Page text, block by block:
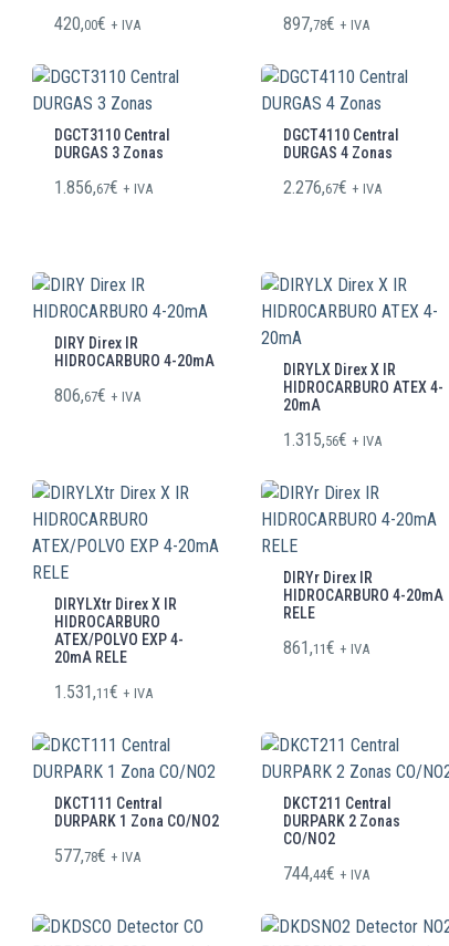
420,00€ + IVA 897,78€ + IVA
DGCT3110 Central
DURGAS 3 Zonas
1.856,67€ + IVA
DGCT4110 Central
DURGAS 4 Zonas
2.276,67€ + IVA
DIRY Direx IR
HIDROCARBURO 4-20mA
806,67€ + IVA
DIRYLX Direx X IR
HIDROCARBURO ATEX 4-
20mA
1.315,56€ + IVA
DIRYLXtr Direx X IR
HIDROCARBURO
ATEX/POLVO EXP 4-
20mA RELE
1.531,11€ + IVA
DIRYr Direx IR
HIDROCARBURO 4-20mA
RELE
861,11€ + IVA
DKCT111 Central
DURPARK 1 Zona CO/NO2
577,78€ + IVA
DKCT211 Central
DURPARK 2 Zonas
CO/NO2
744,44€ + IVA